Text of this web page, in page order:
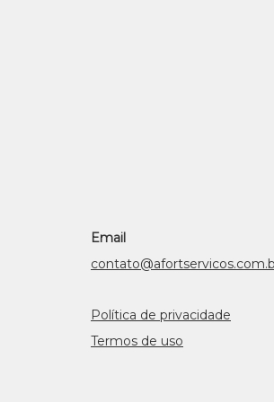
Email
Política de privacidade
Termos de uso